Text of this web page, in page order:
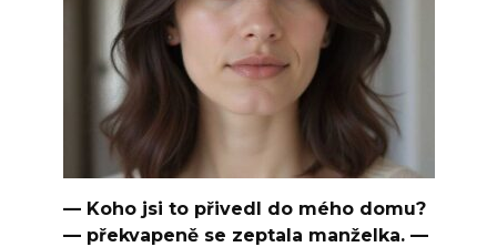
— Koho jsi to přivedl do mého domu?
— překvapeně se zeptala manželka. —